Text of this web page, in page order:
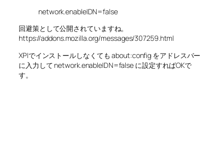
network.enableIDN=false
回避策として公開されていますね。
https://addons.mozilla.org/messages/307259.html
XPIでインストールしなくても about:config をアドレスバー
に入力して network.enableIDN=false に設定すればOKで
す。